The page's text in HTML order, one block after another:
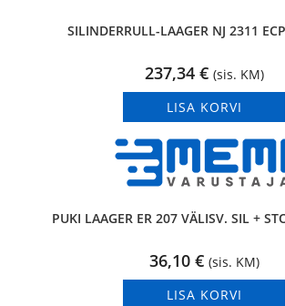
SILINDERRULL-LAAGER NJ 2311
237,34 € (sis. KM)
LISA KORVI
PUKI LAAGER ER 207 VÄLISV. SIL +
36,10 € (sis. KM)
LISA KORVI